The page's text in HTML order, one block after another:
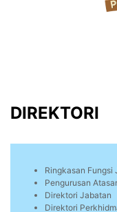
DIREKTORI
Ringkasan Fungsi
Pengurusan
Direktori Jabatan
Direktori